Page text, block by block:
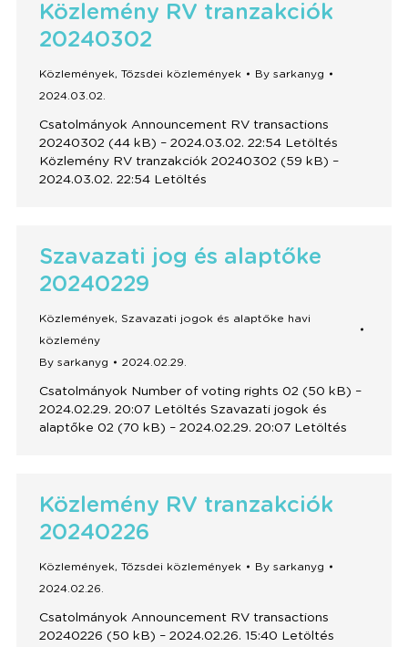
Közlemény RV tranzakciók
20240302
Közlemények, Tőzsdei közlemények By sarkanyg
2024.03.02.
Csatolmányok Announcement RV transactions
20240302 (44 kB) – 2024.03.02. 22:54 Letöltés
Közlemény RV tranzakciók 20240302 (59 kB) –
2024.03.02. 22:54 Letöltés
Szavazati jog és alaptőke
20240229
Közlemények, Szavazati jogok és alaptőke havi
közlemény
By sarkanyg 2024.02.29.
Csatolmányok Number of voting rights 02 (50 kB) –
2024.02.29. 20:07 Letöltés Szavazati jogok és
alaptőke 02 (70 kB) – 2024.02.29. 20:07 Letöltés
Közlemény RV tranzakciók
20240226
Közlemények, Tőzsdei közlemények By sarkanyg
2024.02.26.
Csatolmányok Announcement RV transactions
20240226 (50 kB) – 2024.02.26. 15:40 Letöltés